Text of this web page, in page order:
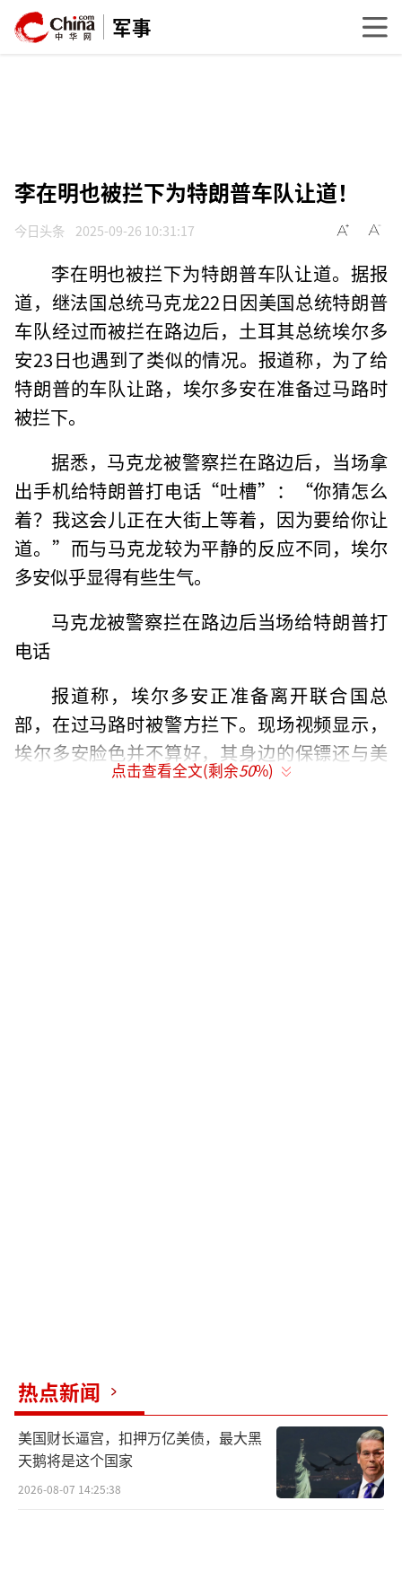
军事
李在明也被拦下为特朗普车队让道！
今日头条 2025-09-26 10:31:17
李在明也被拦下为特朗普车队让道。据报
道，继法国总统马克龙22日因美国总统特朗普
车队经过而被拦在路边后，土耳其总统埃尔多
安23日也遇到了类似的情况。报道称，为了给
特朗普的车队让路，埃尔多安在准备过马路时
被拦下。
据悉，马克龙被警察拦在路边后，当场拿
出手机给特朗普打电话“吐槽”：“你猜怎么
着？我这会儿正在大街上等着，因为要给你让
道。”而与马克龙较为平静的反应不同，埃尔
多安似乎显得有些生气。
马克龙被警察拦在路边后当场给特朗普打
电话
报道称，埃尔多安正准备离开联合国总
部，在过马路时被警方拦下。现场视频显示，
埃尔多安脸色并不算好，其身边的保镖还与美
国警方发生了些小摩擦，前者试图拆除路障。
点击查看全文(剩余50%)
热点新闻
美国财长逼宫，扣押万亿美债，最大黑
天鹅将是这个国家
2026-08-07 14:25:38